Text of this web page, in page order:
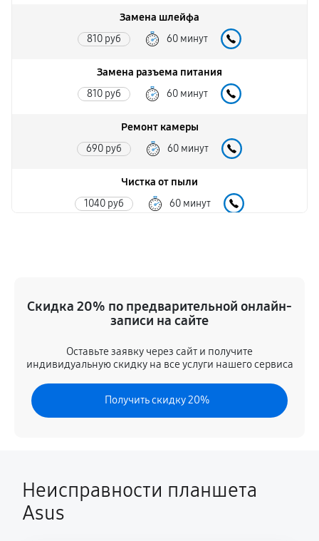
Замена шлейфа
810 руб 60 минут
Замена разъема питания
810 руб 60 минут
Ремонт камеры
690 руб 60 минут
Чистка от пыли
1040 руб 60 минут
580 руб 60 минут
Замена задней крышки
920 руб 60 минут
Замена дисплея (экрана)
Скидка 20% по предварительной онлайн-
записи на сайте
Оставьте заявку через сайт и получите
индивидуальную скидку на все услуги нашего сервиса
Получить скидку 20%
Неисправности планшета
Asus